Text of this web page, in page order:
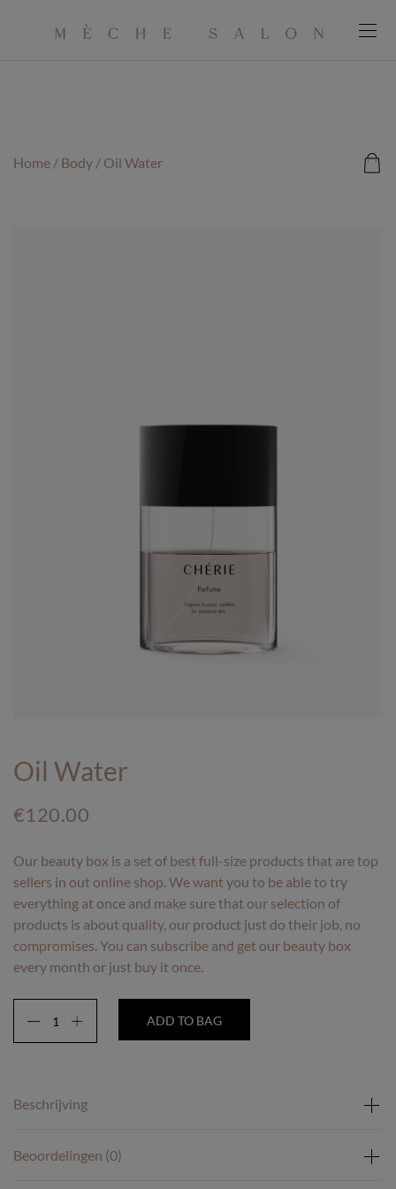
Home / Body / Oil Water
Oil Water
€120.00
Our beauty box is a set of best full-size products that are top
sellers in out online shop. We want you to be able to try
everything at once and make sure that our selection of
products is about quality, our product just do their job, no
compromises. You can subscribe and get our beauty box
every month or just buy it once.
ADD TO BAG
Beschrijving
top sellers in out online shop. We want you to be able to
Beoordelingen (0)